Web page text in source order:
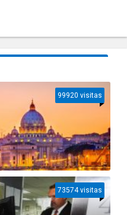
99920 visitas
73574 visitas